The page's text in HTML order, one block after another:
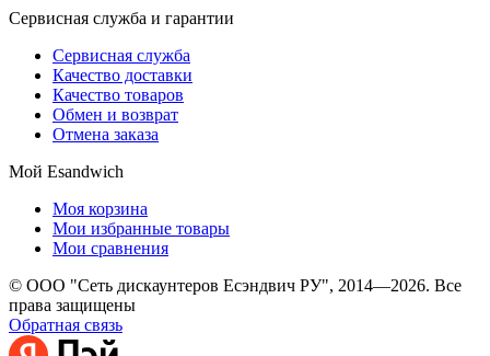
Сервисная служба и гарантии
Сервисная служба
Качество доставки
Качество товаров
Обмен и возврат
Отмена заказа
Мой Esandwich
Моя корзина
Мои избранные товары
Мои сравнения
© ООО "Сеть дискаунтеров Есэндвич РУ", 2014—2026. Все
права защищены
Обратная связь